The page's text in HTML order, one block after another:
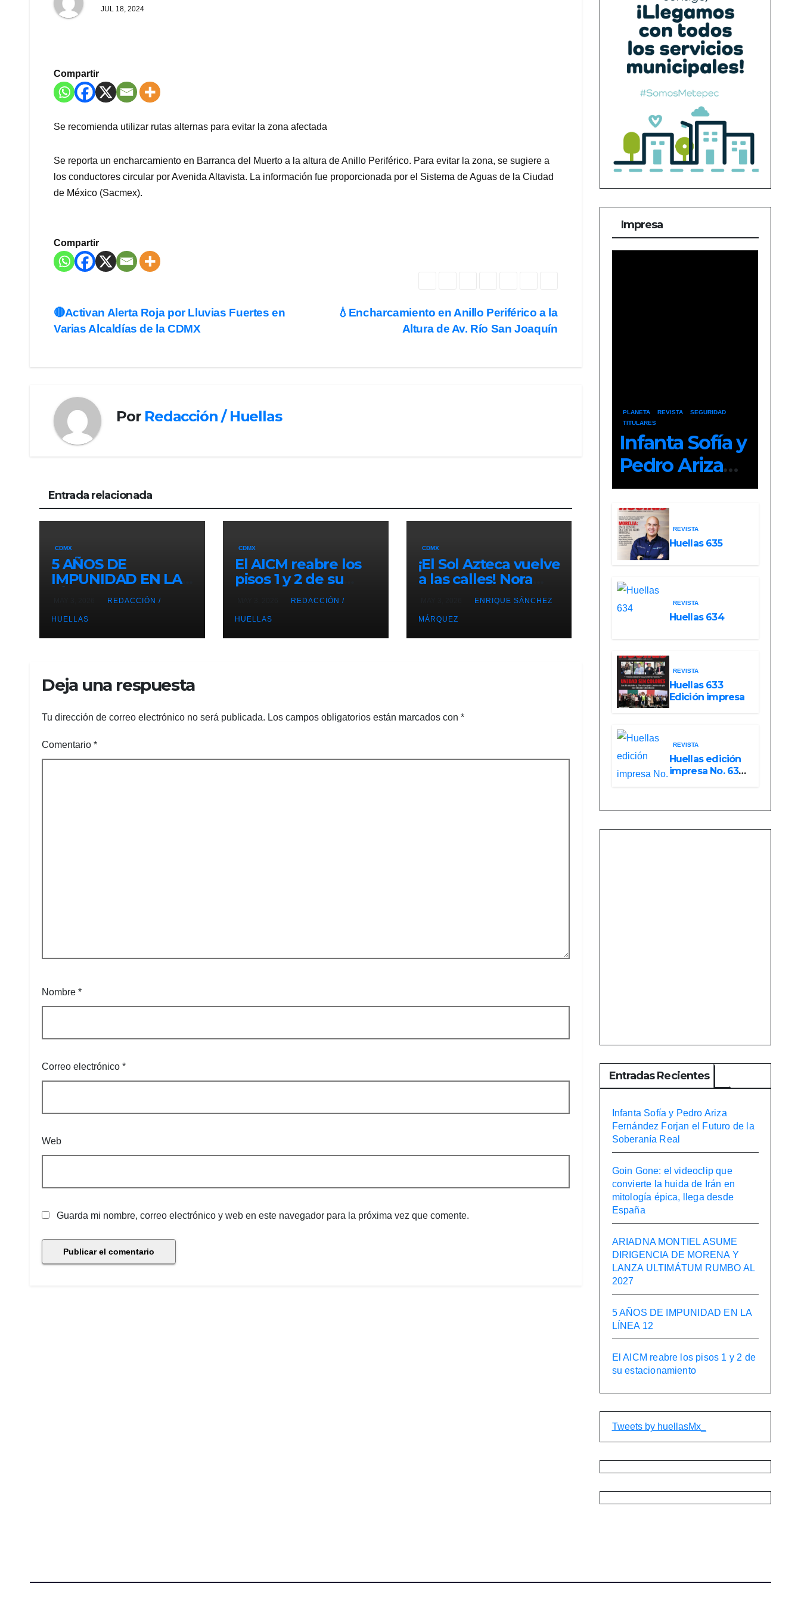
JUL 18, 2024
Compartir
Se recomienda utilizar rutas alternas para evitar la zona afectada
Se reporta un encharcamiento en Barranca del Muerto a la altura de Anillo Periférico. Para evitar la zona, se sugiere a
los conductores circular por Avenida Altavista. La información fue proporcionada por el Sistema de Aguas de la Ciudad
de México (Sacmex).
Compartir
Navegación
💧Encharcamiento en Anillo Periférico a la
Altura de Av. Río San Joaquín
🔴Activan Alerta Roja por Lluvias Fuertes en
Varias Alcaldías de la CDMX
Por Redacción / Huellas
Entrada relacionada
CDMX
5 AÑOS DE
IMPUNIDAD EN LA
LÍNEA 12REDACCIÓN /
HUELLAS
CDMX
El AICM reabre los
pisos 1 y 2 de su
estacionamiento
REDACCIÓN /
HUELLAS
CDMX
¡El Sol Azteca vuelve
a las calles! Nora
Arias (@AriasNora),
presidenta del PRD
CDMX, reactiva la
movilización
ENRIQUE SÁNCHEZ
MÁRQUEZ
Deja una respuesta
Tu dirección de correo electrónico no será publicada. Los campos obligatorios están marcados con *
Comentario *
Nombre *
Correo electrónico *
Web
Guarda mi nombre, correo electrónico y web en este navegador para la próxima vez que comente.
Impresa
PLANETA REVISTA
SEGURIDAD
TITULARES
Infanta Sofía y
Pedro Ariza
Fernández
Forjan el
Futuro de la
Soberanía
Real
REVISTA
Huellas 635
REVISTA
Huellas 634
REVISTA
Huellas 633
Edición impresa
REVISTA
Huellas edición
impresa No. 632.
Entradas Recientes
Infanta Sofía y Pedro Ariza
Fernández Forjan el Futuro de la
Soberanía Real
Goin Gone: el videoclip que
convierte la huida de Irán en
mitología épica, llega desde
España
ARIADNA MONTIEL ASUME
DIRIGENCIA DE MORENA Y
LANZA ULTIMÁTUM RUMBO AL
2027
5 AÑOS DE IMPUNIDAD EN LA
LÍNEA 12
El AICM reabre los pisos 1 y 2 de
su estacionamiento
Tweets by huellasMx_